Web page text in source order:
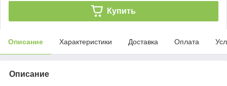
Купить
Описание Характеристики Доставка Оплата
Описание